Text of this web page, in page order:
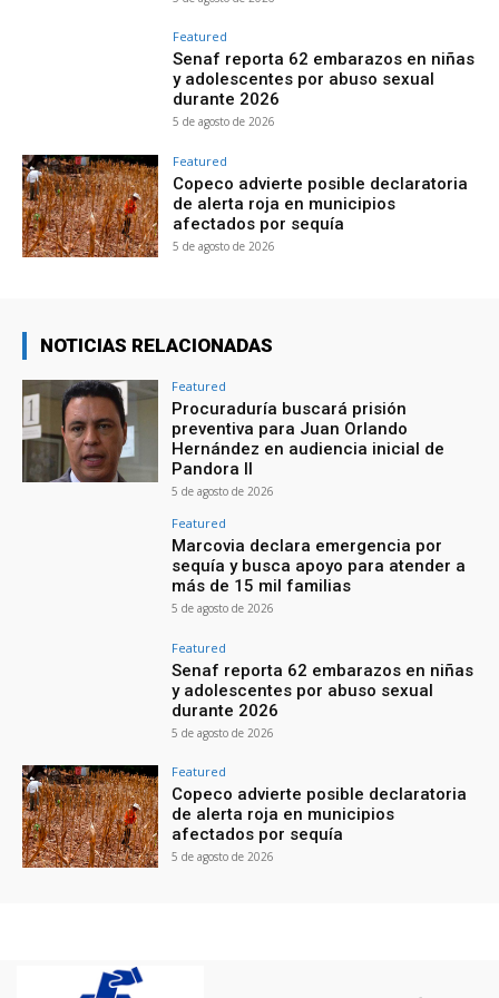
Featured
Senaf reporta 62 embarazos en niñas
y adolescentes por abuso sexual
durante 2026
5 de agosto de 2026
Featured
Copeco advierte posible declaratoria
de alerta roja en municipios
afectados por sequía
5 de agosto de 2026
NOTICIAS RELACIONADAS
Featured
Procuraduría buscará prisión
preventiva para Juan Orlando
Hernández en audiencia inicial de
Pandora II
5 de agosto de 2026
Featured
Marcovia declara emergencia por
sequía y busca apoyo para atender a
más de 15 mil familias
5 de agosto de 2026
Featured
Senaf reporta 62 embarazos en niñas
y adolescentes por abuso sexual
durante 2026
5 de agosto de 2026
Featured
Copeco advierte posible declaratoria
de alerta roja en municipios
afectados por sequía
5 de agosto de 2026